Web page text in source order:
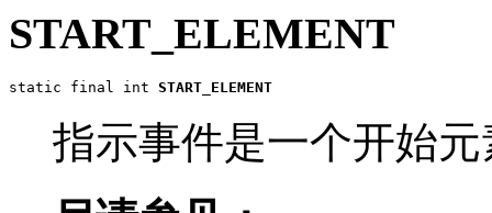
START_ELEMENT
static final int START_ELEMENT
指示事件是一个开始元